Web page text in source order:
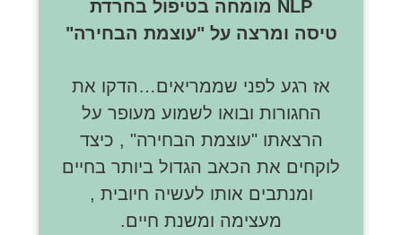
NLP מומחה בטיפול בחרדת
טיסה ומרצה על "עוצמת הבחירה"
אז רגע לפני שממריאים…הדקו את
החגורות ובואו לשמוע מעופר על
הרצאתו "עוצמת הבחירה" , כיצד
לוקחים את הכאב הגדול ביותר בחיים
ומנתבים אותו לעשיה חיובית ,
מעצימה ומשנת חיים.